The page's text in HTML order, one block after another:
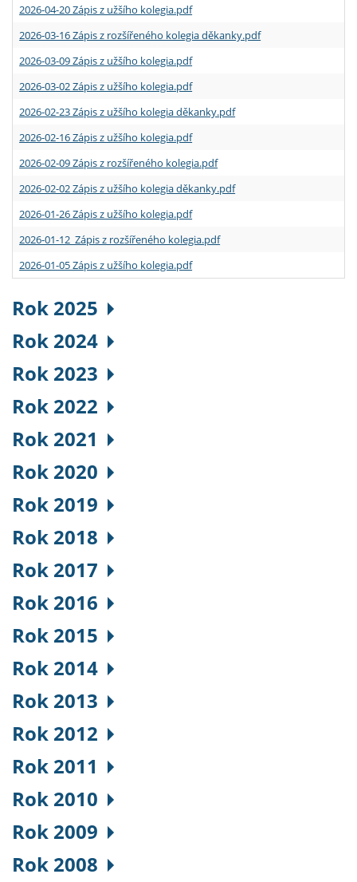
2026-04-20 Zápis z užšího kolegia.pdf
2026-03-16 Zápis z rozšířeného kolegia děkanky.pdf
2026-03-09 Zápis z užšího kolegia.pdf
2026-03-02 Zápis z užšího kolegia.pdf
2026-02-23 Zápis z užšího kolegia děkanky.pdf
2026-02-16 Zápis z užšího kolegia.pdf
2026-02-09 Zápis z rozšířeného kolegia.pdf
2026-02-02 Zápis z užšího kolegia děkanky.pdf
2026-01-26 Zápis z užšího kolegia.pdf
2026-01-12 Zápis z rozšířeného kolegia.pdf
2026-01-05 Zápis z užšího kolegia.pdf
Rok 2025
Rok 2024
Rok 2023
Rok 2022
Rok 2021
Rok 2020
Rok 2019
Rok 2018
Rok 2017
Rok 2016
Rok 2015
Rok 2014
Rok 2013
Rok 2012
Rok 2011
Rok 2010
Rok 2009
Rok 2008